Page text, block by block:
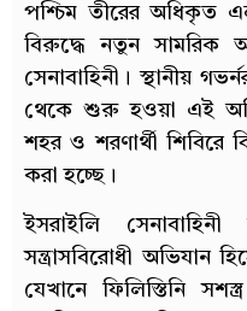
পশ্চিম তীরের অধিকৃত
বিরুদ্ধে নতুন সামরিক
সেনাবাহিনী। স্থানীয়
থেকে শুরু হওয়া এই
শহর ও শরণার্থী শিবিরে
করা হচ্ছে।
ইসরাইলি
সন্ত্রাসবিরোধী অভিযান
যেখানে ফিলিস্তিনি